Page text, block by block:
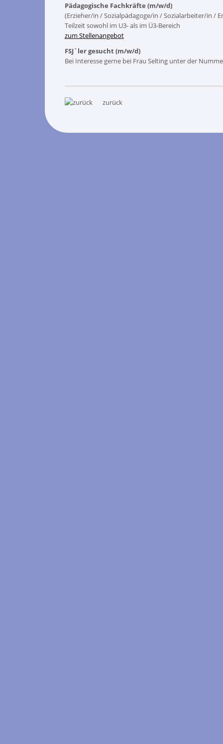
Pädagogische Fachkräfte (m/w/d)
(Erzieher/in / Sozialpädagoge/in / Sozialarbeiter/in /
Teilzeit sowohl im U3- als im Ü3-Bereich
zum Stellenangebot
FSJ´ler gesucht (m/w/d)
Bei Interesse gerne bei Frau Selting unter der
zurück